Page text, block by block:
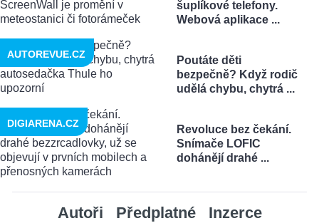
šuplíkové telefony.
Webová aplikace ...
Poutáte děti
bezpečně? Když rodič
udělá chybu, chytrá ...
AUTOREVUE.CZ
Revoluce bez čekání.
Snímače LOFIC
dohánějí drahé ...
DIGIARENA.CZ
Autoři Předplatné Inzerce